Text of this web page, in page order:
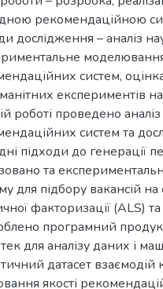
рекомендаційною
дослідження – аналіз
систем,
експериментів
роботі проведено
систем та
підходи до генерації
та
для підбору вакансій
факторизації (ALS)
програмний
для аналізу даних і
датасет взаємодій
якості